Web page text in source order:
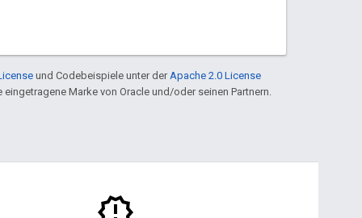
und Codebeispiele unter der Apache 2.0 License
eingetragene Marke von Oracle und/oder seinen Partnern.